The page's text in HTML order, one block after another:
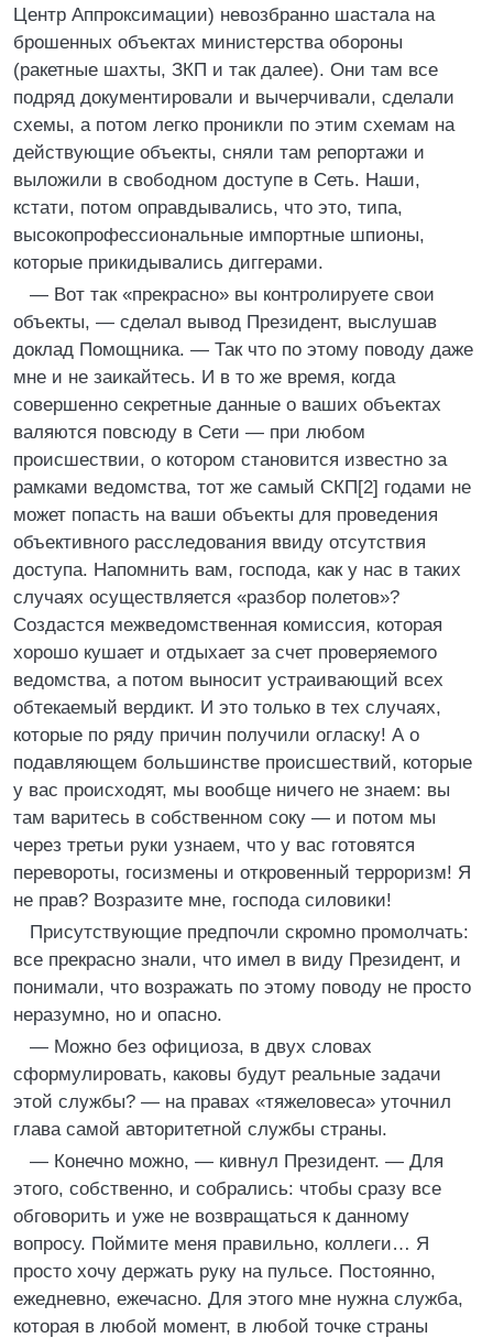
Центр Аппроксимации) невозбранно шастала на
брошенных объектах министерства обороны
(ракетные шахты, ЗКП и так далее). Они там все
подряд документировали и вычерчивали, сделали
схемы, а потом легко проникли по этим схемам на
действующие объекты, сняли там репортажи и
выложили в свободном доступе в Сеть. Наши,
кстати, потом оправдывались, что это, типа,
высокопрофессиональные импортные шпионы,
которые прикидывались диггерами.
— Вот так «прекрасно» вы контролируете свои
объекты, — сделал вывод Президент, выслушав
доклад Помощника. — Так что по этому поводу даже
мне и не заикайтесь. И в то же время, когда
совершенно секретные данные о ваших объектах
валяются повсюду в Сети — при любом
происшествии, о котором становится известно за
рамками ведомства, тот же самый СКП[2] годами не
может попасть на ваши объекты для проведения
объективного расследования ввиду отсутствия
доступа. Напомнить вам, господа, как у нас в таких
случаях осуществляется «разбор полетов»?
Создастся межведомственная комиссия, которая
хорошо кушает и отдыхает за счет проверяемого
ведомства, а потом выносит устраивающий всех
обтекаемый вердикт. И это только в тех случаях,
которые по ряду причин получили огласку! А о
подавляющем большинстве происшествий, которые
у вас происходят, мы вообще ничего не знаем: вы
там варитесь в собственном соку — и потом мы
через третьи руки узнаем, что у вас готовятся
перевороты, госизмены и откровенный терроризм! Я
не прав? Возразите мне, господа силовики!
Присутствующие предпочли скромно промолчать:
все прекрасно знали, что имел в виду Президент, и
понимали, что возражать по этому поводу не просто
неразумно, но и опасно.
— Можно без официоза, в двух словах
сформулировать, каковы будут реальные задачи
этой службы? — на правах «тяжеловеса» уточнил
глава самой авторитетной службы страны.
— Конечно можно, — кивнул Президент. — Для
этого, собственно, и собрались: чтобы сразу все
обговорить и уже не возвращаться к данному
вопросу. Поймите меня правильно, коллеги… Я
просто хочу держать руку на пульсе. Постоянно,
ежедневно, ежечасно. Для этого мне нужна служба,
которая в любой момент, в любой точке страны